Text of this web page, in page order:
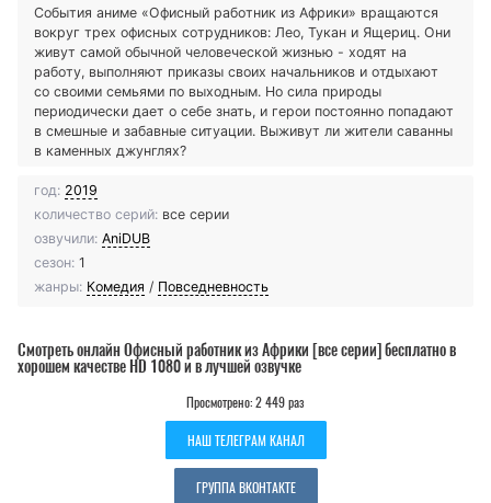
События аниме «Офисный работник из Африки» вращаются
вокруг трех офисных сотрудников: Лео, Тукан и Ящериц. Они
живут самой обычной человеческой жизнью - ходят на
работу, выполняют приказы своих начальников и отдыхают
со своими семьями по выходным. Но сила природы
периодически дает о себе знать, и герои постоянно попадают
в смешные и забавные ситуации. Выживут ли жители саванны
в каменных джунглях?
год: 2019
количество серий: все серии
озвучили: AniDUB
сезон: 1
жанры: Комедия / Повседневность
Смотреть онлайн Офисный работник из Африки [все серии] бесплатно в
хорошем качестве HD 1080 и в лучшей озвучке
Просмотрено: 2 449 раз
НАШ ТЕЛЕГРАМ КАНАЛ
ГРУППА ВКОНТАКТЕ